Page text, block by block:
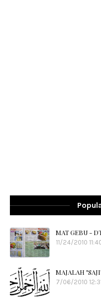
MAT GEBU -
11/24/2010
MAJALAH
7/06/2010